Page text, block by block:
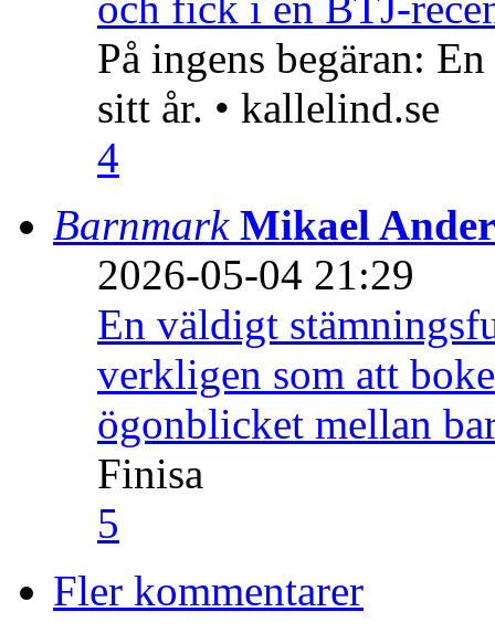
På ingens begäran:
sitt år. • kallelind.se
4
Barnmark Mikael
2026-05-04 21:29
En väldigt
verkligen som att
ögonblicket mellan
Finisa
5
Fler kommentarer